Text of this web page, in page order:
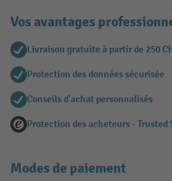
Vos avantages
Livraison gratuite à partir de 250
Protection des données sécurisée
Conseils d'achat personnalisés
Protection des acheteurs - Trusted
Modes de paiement